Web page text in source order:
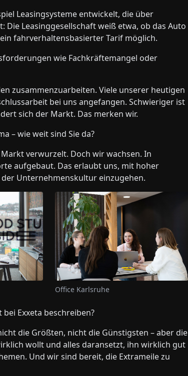
Leasingsysteme entwickelt, die über
Leasinggesellschaft weiß etwa, ob das Auto
fahrverhaltensbasierter Tarif möglich.
wie Fachkräftemangel oder
zusammenzuarbeiten. Viele unserer heutigen
bei uns angefangen. Schwieriger ist
sich der Markt. Das merken wir.
– wie weit sind Sie da?
verwurzelt. Doch wir wachsen. In
aufgebaut. Das erlaubt uns, mit hoher
Unternehmenskultur einzugehen.
Office Karlsruhe
Exxeta beschreiben?
die Größten, nicht die Günstigsten – aber die
wollt und alles daransetzt, ihn wirklich gut
Und wir sind bereit, die Extrameile zu